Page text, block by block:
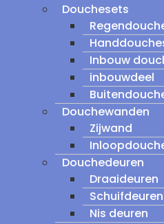
Douchesets
Inbouw
inbouwdeel
Douchewanden
Zijwand
Douchedeuren
Draaideuren
Schuifdeuren
Nis deuren